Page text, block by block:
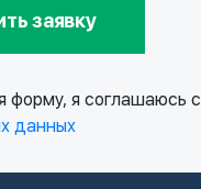
заявку
форму, я соглашаюсь с
данных